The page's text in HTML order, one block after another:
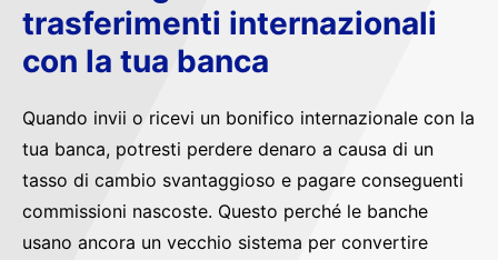
trasferimenti internazionali
con la tua banca
Quando invii o ricevi un bonifico internazionale con la
tua banca, potresti perdere denaro a causa di un
tasso di cambio svantaggioso e pagare conseguenti
commissioni nascoste. Questo perché le banche
usano ancora un vecchio sistema per convertire